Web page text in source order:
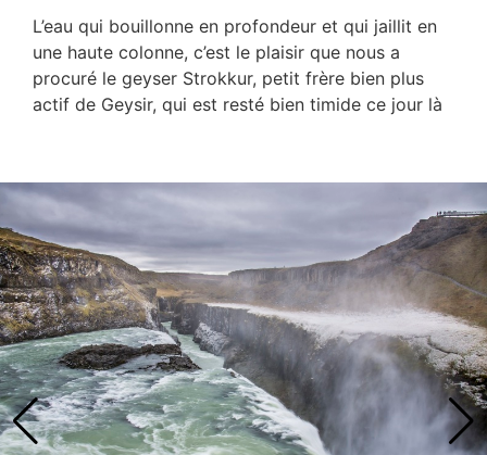
L’eau qui bouillonne en profondeur et qui jaillit en
une haute colonne, c’est le plaisir que nous a
procuré le geyser Strokkur, petit frère bien plus
actif de Geysir, qui est resté bien timide ce jour là